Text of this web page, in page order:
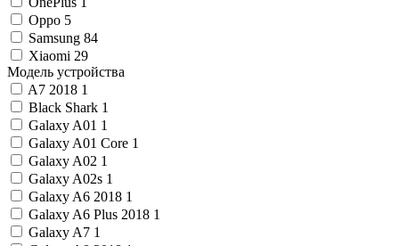
Oppo 5
Samsung 84
Xiaomi 29
Модель устройства
A7 2018 1
Black Shark 1
Galaxy A01 1
Galaxy A01 Core 1
Galaxy A02 1
Galaxy A02s 1
Galaxy A6 2018 1
Galaxy A6 Plus 2018 1
Galaxy A7 1